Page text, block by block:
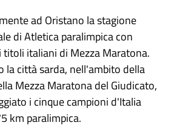
ad Oristano la stagione
di Atletica paralimpica con
titoli italiani di Mezza Maratona.
la città sarda, nell'ambito della
Mezza Maratona del Giudicato,
i cinque campioni d'Italia
km paralimpica.